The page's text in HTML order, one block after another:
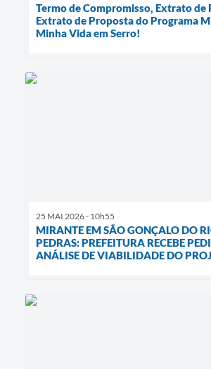
Termo de Compromisso, Extrato de
Extrato de Proposta do Programa
Minha Vida em Serro!
25 MAI 2026 - 10h55
MIRANTE EM SÃO GONÇALO DO
PEDRAS: PREFEITURA RECEBE
ANÁLISE DE VIABILIDADE DO